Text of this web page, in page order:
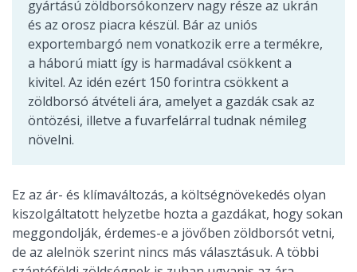
gyártású zöldborsókonzerv nagy része az ukrán
és az orosz piacra készül. Bár az uniós
exportembargó nem vonatkozik erre a termékre,
a háború miatt így is harmadával csökkent a
kivitel. Az idén ezért 150 forintra csökkent a
zöldborsó átvételi ára, amelyet a gazdák csak az
öntözési, illetve a fuvarfelárral tudnak némileg
növelni.
Ez az ár- és klímaváltozás, a költségnövekedés olyan
kiszolgáltatott helyzetbe hozta a gazdákat, hogy sokan
meggondolják, érdemes-e a jövőben zöldborsót vetni,
de az alelnök szerint nincs más választásuk. A többi